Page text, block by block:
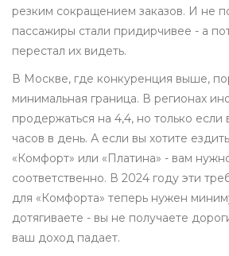
резким сокращением заказов. И не
пассажиры стали придирчивее - а
перестал их видеть.
В Москве, где конкуренция выше,
минимальная граница. В регионах
продержаться на 4,4, но только если
часов в день. А если вы хотите
«Комфорт» или «Платина» - вам
соответственно. В 2024 году эти
для «Комфорта» теперь нужен
дотягиваете - вы не получаете
ваш доход падает.